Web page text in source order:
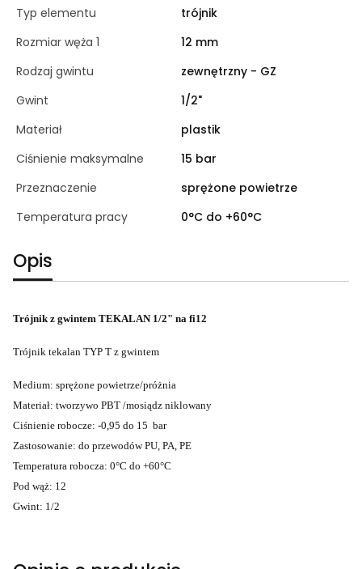
Typ elementu
trójnik
Rozmiar węża 1
12 mm
Rodzaj gwintu
zewnętrzny - GZ
Gwint
1/2"
Materiał
plastik
Ciśnienie maksymalne
15 bar
Przeznaczenie
sprężone powietrze
Temperatura pracy
0°C do +60°C
Opis
Trójnik z gwintem TEKALAN 1/2" na fi12
Trójnik tekalan TYP T z gwintem
Medium: sprężone powietrze/próżnia
Materiał: tworzywo PBT /mosiądz niklowany
Ciśnienie robocze: -0,95 do 15 bar
Zastosowanie: do przewodów PU, PA, PE
Temperatura robocza: 0°C do +60°C
Pod wąż: 12
Gwint: 1/2